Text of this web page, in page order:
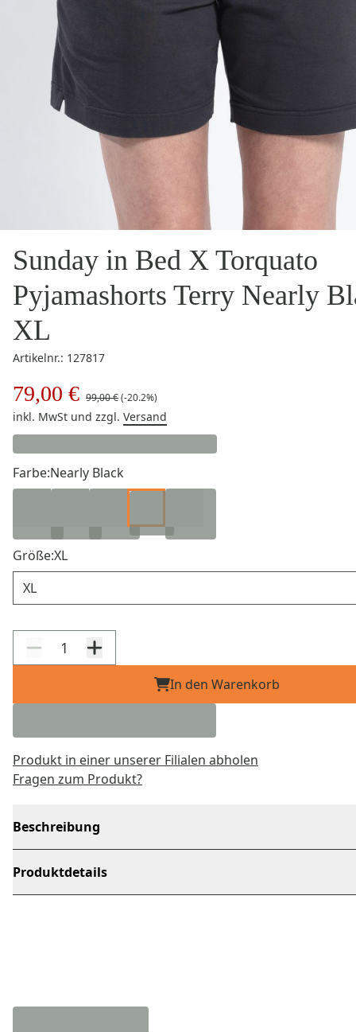
Sunday in Bed X Torquato
Pyjamashorts Terry Nearly
XL
Artikelnr.: 127817
79,00 € 99,00 €(-20.2%)
inkl. MwSt und zzgl. Versand
Farbe:Nearly Black
Größe:XL
In den Warenkorb
Produkt in einer unserer Filialen abholen
Fragen zum Produkt?
Beschreibung
Produktdetails